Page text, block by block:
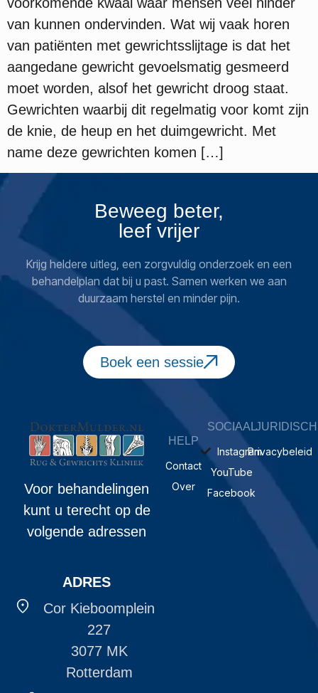
van kunnen ondervinden. Wat wij vaak horen
van patiënten met gewrichtsslijtage is dat het
aangedane gewricht gevoelsmatig gesmeerd
moet worden, alsof het gewricht droog staat.
Gewrichten waarbij dit regelmatig voor komt zijn
de knie, de heup en het duimgewricht. Met
name deze gewrichten komen […]
Beweeg beter,
leef vrijer
Krijg heldere uitleg, een zorgvuldig onderzoek en een
behandelplan dat bij u past. Samen werken we aan
duurzaam herstel en minder pijn.
Boek een sessie
Voor behandelingen
kunt u terecht op de
volgende adressen
ADRES
Cor Kieboomplein
227
3077 MK
Rotterdam
HELP
Contact
Over
SOCIAAL
Instagram
YouTube
Facebook
JURIDISCH
Privacybeleid